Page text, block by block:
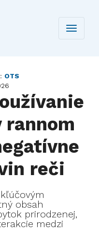
Toggle
OTS
rannom
reči
obsah
prirodzenej,
medzi